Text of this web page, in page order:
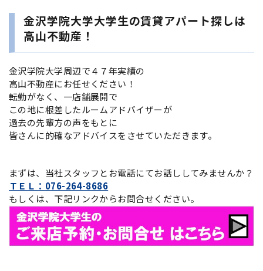
金沢学院大学大学生の賃貸アパート探しは
高山不動産！
金沢学院大学周辺で４７年実績の
高山不動産にお任せください！
転勤がなく、一店舗展開で
この地に根差したルームアドバイザーが
過去の先輩方の声をもとに
皆さんに的確なアドバイスをさせていただきます。
まずは、当社スタッフとお電話にてお話ししてみませんか？
ＴＥＬ：076-264-8686
もしくは、下記リンクからお問合せください。